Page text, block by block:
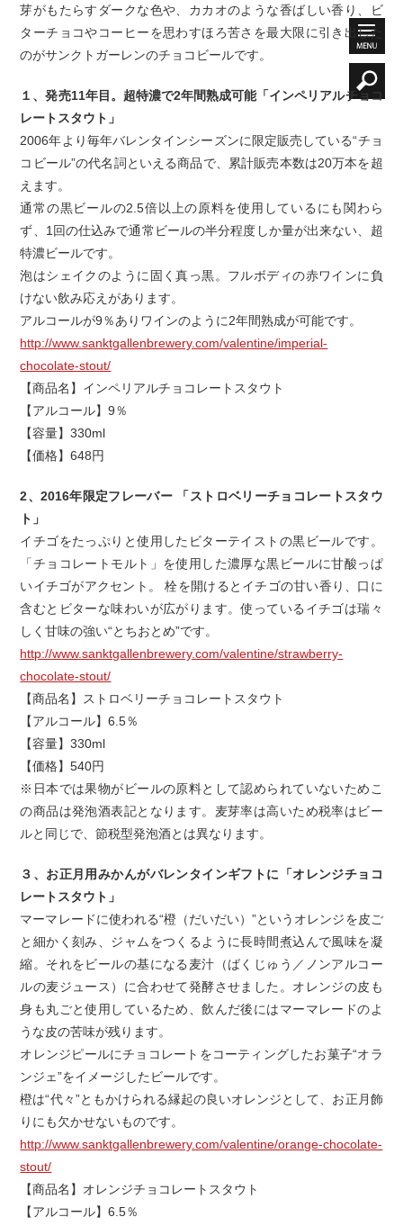
芽がもたらすダークな色や、カカオのような香ばしい香り、ビ
ターチョコやコーヒーを思わすほろ苦さを最大限に引き出した
のがサンクトガーレンのチョコビールです。
１、発売11年目。超特濃で2年間熟成可能「インペリアルチョコ
レートスタウト」
2006年より毎年バレンタインシーズンに限定販売している“チョ
コビール”の代名詞といえる商品で、累計販売本数は20万本を超
えます。
通常の黒ビールの2.5倍以上の原料を使用しているにも関わら
ず、1回の仕込みで通常ビールの半分程度しか量が出来ない、超
特濃ビールです。
泡はシェイクのように固く真っ黒。フルボディの赤ワインに負
けない飲み応えがあります。
アルコールが9％ありワインのように2年間熟成が可能です。
http://www.sanktgallenbrewery.com/valentine/imperial-
chocolate-stout/
【商品名】インペリアルチョコレートスタウト
【アルコール】9％
【容量】330ml
【価格】648円
2、2016年限定フレーバー 「ストロベリーチョコレートスタウ
ト」
イチゴをたっぷりと使用したビターテイストの黒ビールです。
「チョコレートモルト」を使用した濃厚な黒ビールに甘酸っぱ
いイチゴがアクセント。 栓を開けるとイチゴの甘い香り、口に
含むとビターな味わいが広がります。使っているイチゴは瑞々
しく甘味の強い“とちおとめ”です。
http://www.sanktgallenbrewery.com/valentine/strawberry-
chocolate-stout/
【商品名】ストロベリーチョコレートスタウト
【アルコール】6.5％
【容量】330ml
【価格】540円
※日本では果物がビールの原料として認められていないためこ
の商品は発泡酒表記となります。麦芽率は高いため税率はビー
ルと同じで、節税型発泡酒とは異なります。
３、お正月用みかんがバレンタインギフトに「オレンジチョコ
レートスタウト」
マーマレードに使われる“橙（だいだい）”というオレンジを皮ご
と細かく刻み、ジャムをつくるように長時間煮込んで風味を凝
縮。それをビールの基になる麦汁（ばくじゅう／ノンアルコー
ルの麦ジュース）に合わせて発酵させました。オレンジの皮も
身も丸ごと使用しているため、飲んだ後にはマーマレードのよ
うな皮の苦味が残ります。
オレンジピールにチョコレートをコーティングしたお菓子“オラ
ンジェ”をイメージしたビールです。
橙は“代々”ともかけられる縁起の良いオレンジとして、お正月飾
りにも欠かせないものです。
http://www.sanktgallenbrewery.com/valentine/orange-chocolate-
stout/
【商品名】オレンジチョコレートスタウト
【アルコール】6.5％